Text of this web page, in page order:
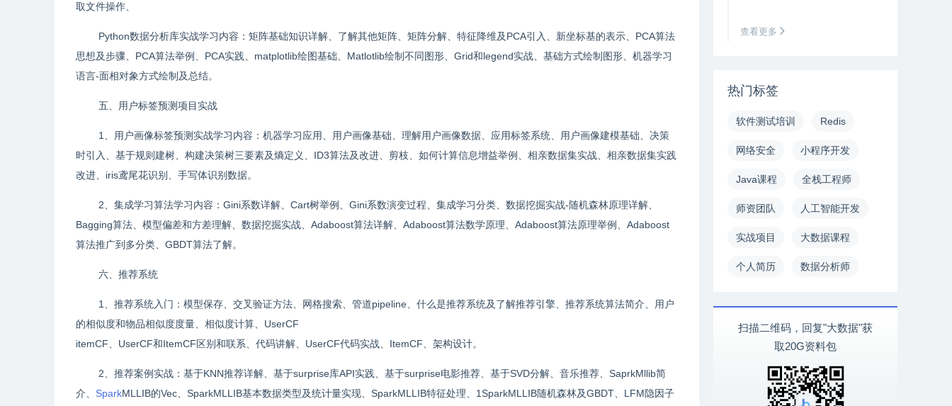
取文件操作、
Python数据分析库实战学习内容：矩阵基础知识详解、了解其他矩阵、矩阵分解、特征降维及PCA引入、新坐标基的表示、PCA算法
思想及步骤、PCA算法举例、PCA实践、matplotlib绘图基础、Matlotlib绘制不同图形、Grid和legend实战、基础方式绘制图形、机器学习
语言-面相对象方式绘制及总结。
五、用户标签预测项目实战
1、用户画像标签预测实战学习内容：机器学习应用、用户画像基础、理解用户画像数据、应用标签系统、用户画像建模基础、决策
时引入、基于规则建树、构建决策树三要素及熵定义、ID3算法及改进、剪枝、如何计算信息增益举例、相亲数据集实战、相亲数据集实践
改进、iris鸢尾花识别、手写体识别数据。
2、集成学习算法学习内容：Gini系数详解、Cart树举例、Gini系数演变过程、集成学习分类、数据挖掘实战-随机森林原理详解、
Bagging算法、模型偏差和方差理解、数据挖掘实战、Adaboost算法详解、Adaboost算法数学原理、Adaboost算法原理举例、Adaboost
算法推广到多分类、GBDT算法了解。
六、推荐系统
1、推荐系统入门：模型保存、交叉验证方法、网格搜索、管道pipeline、什么是推荐系统及了解推荐引擎、推荐系统算法简介、用户
的相似度和物品相似度度量、相似度计算、UserCF
itemCF、UserCF和ItemCF区别和联系、代码讲解、UserCF代码实战、ItemCF、架构设计。
2、推荐案例实战：基于KNN推荐详解、基于surprise库API实践、基于surprise电影推荐、基于SVD分解、音乐推荐、SaprkMllib简
介、 SparkMLLIB的Vec、SparkMLLIB基本数据类型及统计量实现、SparkMLLIB特征处理、1SparkMLLIB随机森林及GBDT、LFM隐因子
查看更多
热门标签
软件测试培训 Redis
网络安全 小程序开发
Java课程 全栈工程师
师资团队 人工智能开发
实战项目 大数据课程
个人简历 数据分析师
扫描二维码，回复"大数据"获
取20G资料包